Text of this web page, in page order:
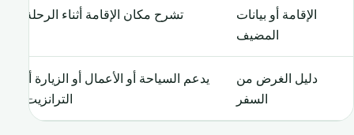
الإقامة أو بيانات
المضيف
تشرح مكان الإقامة أثناء الرحلة.
دليل الغرض من
السفر
يدعم السياحة أو الأعمال أو الزيارة أو
الترانزيت.